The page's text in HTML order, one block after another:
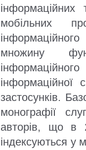
інформаційних
мобільних
множину
застосунків.
монографії
авторів, що в
індексуються у